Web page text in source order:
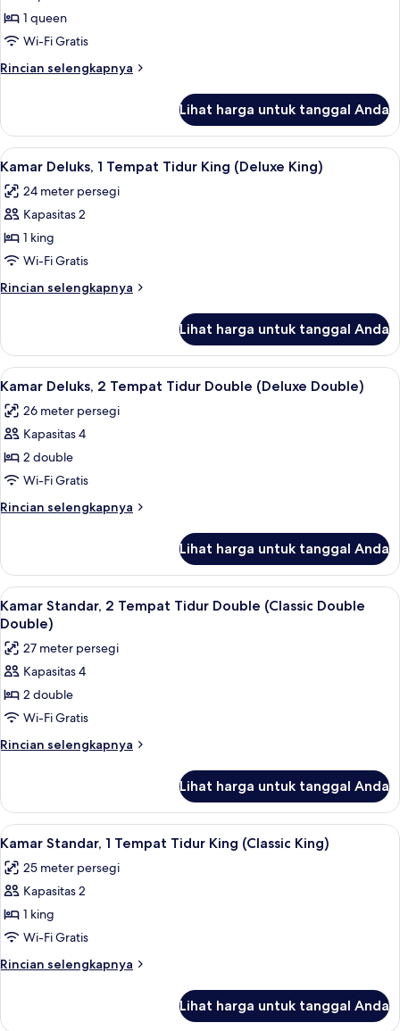
Deluks,
1
Tempat
(City
View
Deluxe
Queen)
1 queen
Wi-Fi Gratis
Rincian selengkapnya
Rincian
Kamar
Deluks,
1
Tidur
Queen
View
Deluxe
Lihat harga untuk tanggal Anda
Lihat
semua
foto
untuk
Kamar
Deluks,
1
Tempat
King
(Deluxe
King)
Seprai katun Mesir, seprai premium,
6
Kamar Deluks, 1 Tempat Tidur King (Deluxe King)
24 meter persegi
Kapasitas 2
1 king
Wi-Fi Gratis
Rincian selengkapnya
Rincian
Kamar
Deluks,
1
Tidur
King
King)
Lihat harga untuk tanggal Anda
Lihat
semua
foto
untuk
Kamar
Deluks,
2
Tempat
Double
(Deluxe
Double)
Seprai katun Mesir, seprai premium,
7
Kamar Deluks, 2 Tempat Tidur Double (Deluxe Double)
26 meter persegi
Kapasitas 4
2 double
Wi-Fi Gratis
Rincian selengkapnya
Rincian
Kamar
Deluks,
2
Tempat
Double
(Deluxe
Double)
Lihat harga untuk tanggal Anda
Lihat
semua
foto
untuk
Kamar
Standar,
2
Tempat
(Classic
Double
Double)
Seprai katun Mesir, seprai premium,
6
Kamar Standar, 2 Tempat Tidur Double (Classic Double
Double)
27 meter persegi
Kapasitas 4
2 double
Wi-Fi Gratis
Rincian selengkapnya
Rincian
Kamar
Standar,
2
Tidur
Double
Double
Double)
Lihat harga untuk tanggal Anda
Lihat
semua
foto
untuk
Kamar
Standar,
1
Tempat
King
Seprai katun Mesir, seprai premium,
7
Kamar Standar, 1 Tempat Tidur King (Classic King)
25 meter persegi
Kapasitas 2
1 king
Wi-Fi Gratis
Rincian selengkapnya
Rincian
Kamar
Lihat harga untuk tanggal Anda